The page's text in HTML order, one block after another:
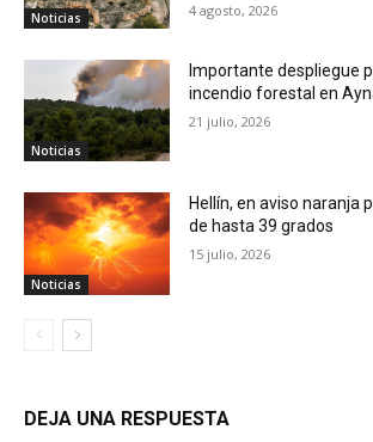
Noticias 4 agosto, 2026
Noticias
Importante despliegue
incendio forestal en
21 julio, 2026
Noticias
Hellín, en aviso naranja
de hasta 39 grados
15 julio, 2026
DEJA UNA RESPUESTA